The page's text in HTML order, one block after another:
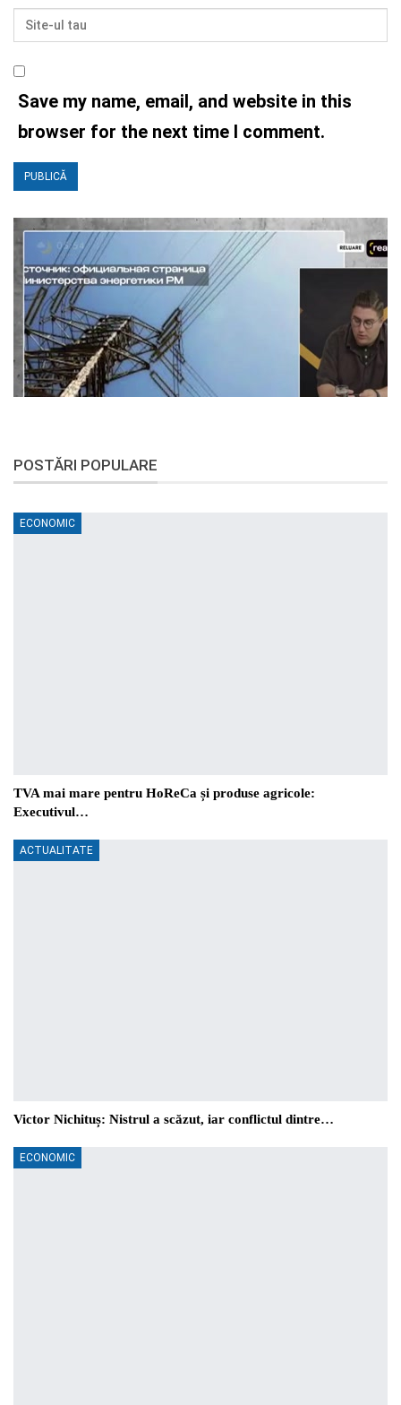
Save my name, email, and website in this
browser for the next time I comment.
POSTĂRI POPULARE
ECONOMIC
TVA mai mare pentru HoReCa și produse agricole:
Executivul…
ACTUALITATE
Victor Nichituș: Nistrul a scăzut, iar conflictul dintre…
ECONOMIC